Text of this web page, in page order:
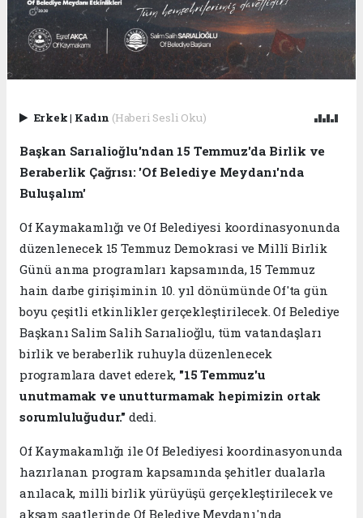
Erkek| Kadın (Haberi Sesli Oku)
Başkan Sarıalioğlu'ndan 15 Temmuz'da Birlik ve
Beraberlik Çağrısı: 'Of Belediye Meydanı'nda
Buluşalım'
Of Kaymakamlığı ve Of Belediyesi koordinasyonunda
düzenlenecek 15 Temmuz Demokrasi ve Millî Birlik
Günü anma programları kapsamında, 15 Temmuz
hain darbe girişiminin 10. yıl dönümünde Of'ta gün
boyu çeşitli etkinlikler gerçekleştirilecek. Of Belediye
Başkanı Salim Salih Sarıalioğlu, tüm vatandaşları
birlik ve beraberlik ruhuyla düzenlenecek
programlara davet ederek, "15 Temmuz'u
unutmamak ve unutturmamak hepimizin ortak
sorumluluğudur." dedi.
Of Kaymakamlığı ile Of Belediyesi koordinasyonunda
hazırlanan program kapsamında şehitler dualarla
anılacak, milli birlik yürüyüşü gerçekleştirilecek ve
akşam saatlerinde Of Belediye Meydanı'nda